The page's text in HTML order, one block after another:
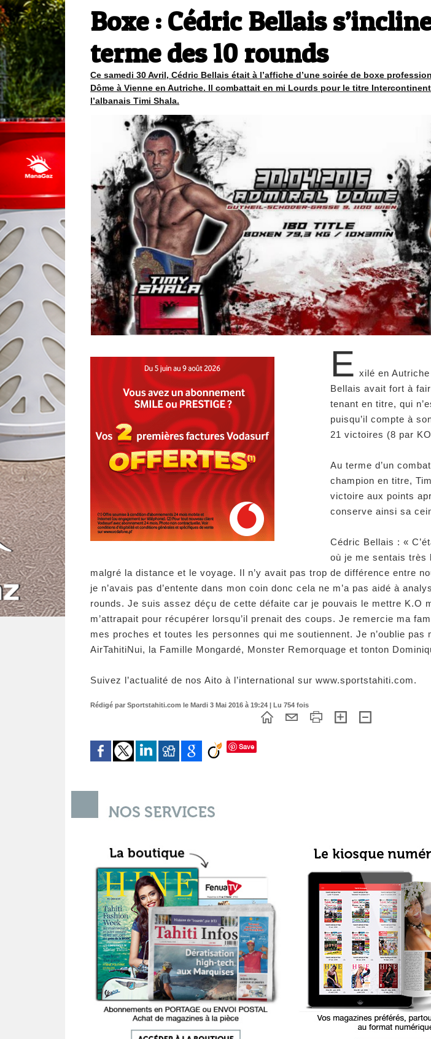
Boxe : Cédric Bellais
terme des 10 rounds
Ce samedi 30 Avril, Cédric Bellais était à l’affiche d’une soirée de boxe
Dôme à Vienne en Autriche. Il combattait en mi Lourds pour le titre
l’albanais Timi Shala.
E xilé en
Bellais avait fort à
tenant en titre, qui
puisqu’il compte à
21 victoires (8 par
Au terme d’un
champion en titre,
victoire aux points
conserve ainsi sa
Cédric Bellais : «
où je me sentais très
malgré la distance et le voyage. Il n’y avait pas trop de différence entre
je n’avais pas d’entente dans mon coin donc cela ne m’a pas aidé à
rounds. Je suis assez déçu de cette défaite car je pouvais le mettre K.O
m’attrapait pour récupérer lorsqu’il prenait des coups. Je remercie ma
mes proches et toutes les personnes qui me soutiennent. Je n’oublie pas
AirTahitiNui, la Famille Mongardé, Monster Remorquage et tonton
Suivez l’actualité de nos Aito à l’international sur www.sportstahiti.com.
Rédigé par Sportstahiti.com le Mardi 3 Mai 2016 à 19:24 | Lu 754 fois
Save